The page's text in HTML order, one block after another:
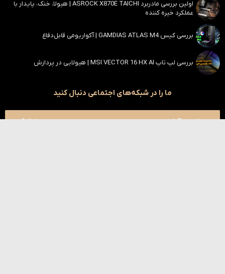
اولین بررسی مادربرد ASROCK X870E TAICHI | هیولا، خنک، پایدار با
عملکرد خیره کننده
بررسی کیس GAMDIAS ATLAS M4 | آکواریومی قابل‌دفاع
بررسی لپ تاپ MSI VECTOR 16 HX AI | هیولایی در پردازش
ما را در شبکه‌های اجتماعی دنبال کنید
اینستاگرام دنبال کنید